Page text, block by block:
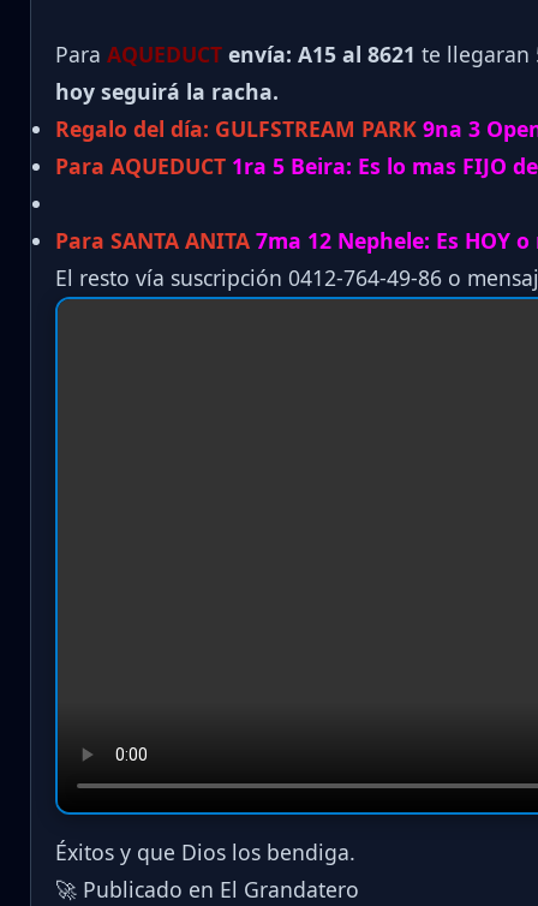
Para AQUEDUCT envía: A15 al 8621 te llegaran
hoy seguirá la racha.
Regalo del día: GULFSTREAM PARK 9na 3
Para AQUEDUCT 1ra 5 Beira: Es lo mas FIJO
Para SANTA ANITA 7ma 12 Nephele: Es HOY
El resto vía suscripción 0412-764-49-86 o
Éxitos y que Dios los bendiga.
🚀 Publicado en El Grandatero